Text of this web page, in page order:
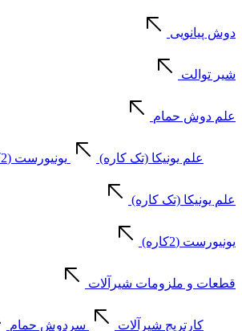
دوش پیانویی
شیر توالت
علم دوش حمام
علم یونیکا (تک کاره) یونیورست (2کاره)
علم یونیکا (تک کاره)
یونیورست (2کاره)
قطعات و ملزومات شیرآلات
کارتریج شیرآلات سردوش حمام